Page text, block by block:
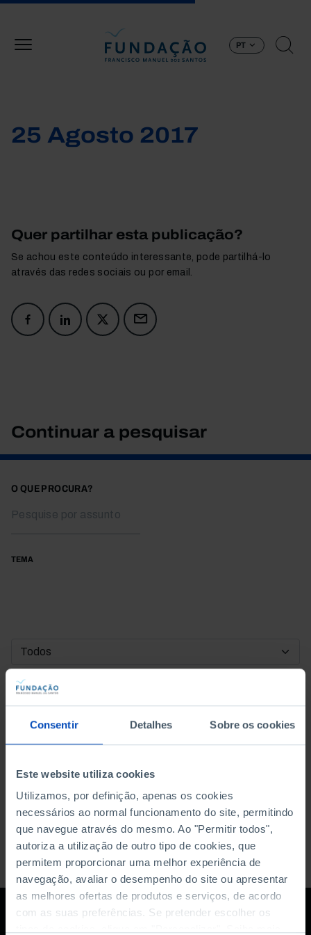
Consentir Detalhes Sobre os cookies
Este website utiliza cookies
Utilizamos, por definição, apenas os cookies
necessários ao normal funcionamento do site, permitindo
que navegue através do mesmo. Ao "Permitir todos",
autoriza a utilização de outro tipo de cookies, que
permitem proporcionar uma melhor experiência de
navegação, avaliar o desempenho do site ou apresentar
as melhores ofertas de produtos e serviços, de acordo
com as suas preferências. Se pretender escolher os
PT
25 Agosto 2017
Quer partilhar esta publicação?
Se achou este conteúdo interessante, pode partilhá-lo
através das redes sociais ou por email.
Continuar a pesquisar
O QUE PROCURA?
TEMA
DATA DE INÍCIO
DATA DE FIM